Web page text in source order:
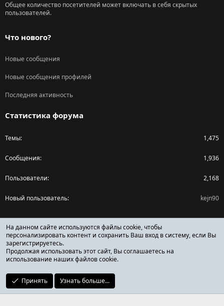
Общее количество посетителей может включать в себя скрытых
пользователей.
Что нового?
Новые сообщения
Новые сообщения профилей
Последняя активность
Статистика форума
Темы 1,475
Сообщения 1,936
Пользователи 2,168
Новый пользователь kejn90
Поделиться страницей
Facebook
X (Twitter)
Reddit
ОТЗЫВЫ ОНЛАЙН ФОРУМ
На данном сайте используются файлы cookie, чтобы
персонализировать контент и сохранить Ваш вход в систему, если Вы
зарегистрируетесь.
Продолжая использовать этот сайт, Вы соглашаетесь на
использование наших файлов cookie.
Принять Узнать больше...